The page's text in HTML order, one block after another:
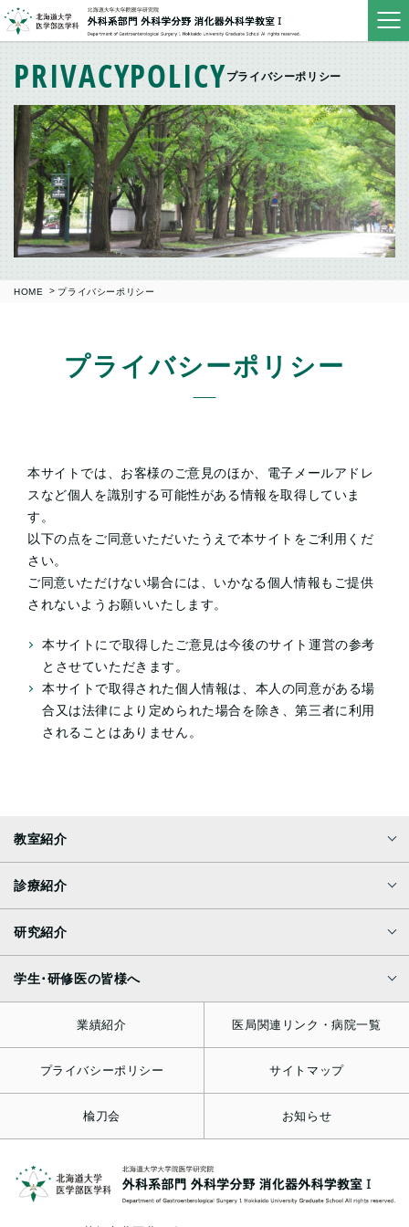
PRIVACYPOLICYプライバシーポリシー
HOME プライバシーポリシー
プライバシーポリシー
本サイトでは、お客様のご意見のほか、電子メールアドレ
スなど個人を識別する可能性がある情報を取得していま
す。
以下の点をご同意いただいたうえで本サイトをご利用くだ
さい。
ご同意いただけない場合には、いかなる個人情報もご提供
されないようお願いいたします。
本サイトにで取得したご意見は今後のサイト運営の参考
とさせていただきます。
本サイトで取得された個人情報は、本人の同意がある場
合又は法律により定められた場合を除き、第三者に利用
されることはありません。
教室紹介
診療紹介
研究紹介
学生･研修医の皆様へ
業績紹介 医局関連リンク・病院一覧
プライバシーポリシー サイトマップ
楡刀会 お知らせ